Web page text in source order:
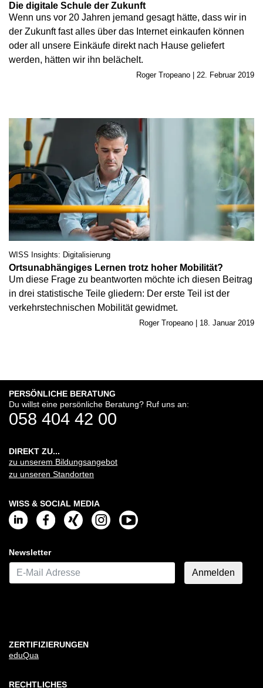
Die digitale Schule der Zukunft
Wenn uns vor 20 Jahren jemand gesagt hätte, dass wir in
der Zukunft fast alles über das Internet einkaufen können
oder all unsere Einkäufe direkt nach Hause geliefert
werden, hätten wir ihn belächelt.
Roger Tropeano | 22. Februar 2019
WISS Insights: Digitalisierung
Ortsunabhängiges Lernen trotz hoher Mobilität?
Um diese Frage zu beantworten möchte ich diesen Beitrag
in drei statistische Teile gliedern: Der erste Teil ist der
verkehrstechnischen Mobilität gewidmet.
Roger Tropeano | 18. Januar 2019
PERSÖNLICHE BERATUNG
Du willst eine persönliche Beratung? Ruf uns an:
058 404 42 00
DIREKT ZU...
zu unserem Bildungsangebot
zu unseren Standorten
WISS & SOCIAL MEDIA
Newsletter
E-Mail*
Anmelden
ZERTIFIZIERUNGEN
eduQua
RECHTLICHES